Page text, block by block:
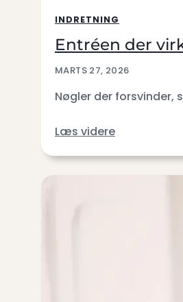
INDRETNING
Entréen der
MARTS 27, 2026
Nøgler der forsvinder,
Læs videre